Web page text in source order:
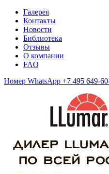
Галерея
Контакты
Новости
Библиотека
Отзывы
О компании
FAQ
Номер WhatsApp +7 495 649-